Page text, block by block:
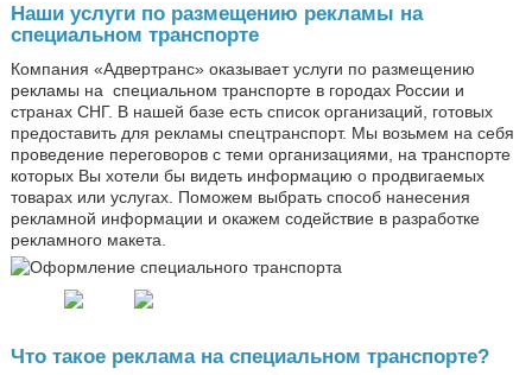
Наши услуги по размещению рекламы на
специальном транспорте
Компания «Адвертранс» оказывает услуги по размещению
рекламы на специальном транспорте в городах России и
странах СНГ. В нашей базе есть список организаций, готовых
предоставить для рекламы спецтранспорт. Мы возьмем на себя
проведение переговоров с теми организациями, на транспорте
которых Вы хотели бы видеть информацию о продвигаемых
товарах или услугах. Поможем выбрать способ нанесения
рекламной информации и окажем содействие в разработке
рекламного макета.
Что такое реклама на специальном транспорте?